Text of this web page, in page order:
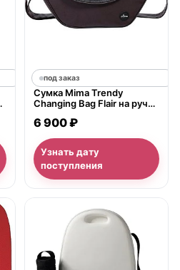
под заказ
Сумка Mima Trendy
Changing Bag Flair на ручку
6 900 ₽
Узнать дату
поступления